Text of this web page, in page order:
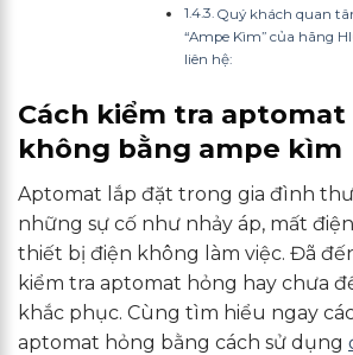
Quý khách quan
“Ampe Kìm” của hãng
liên hệ:
Cách kiểm tra
không bằng ampe kìm
Aptomat lắp đặt trong gia đình
những sự cố như nhảy áp, mất
thiết bị điện không làm việc. Đã
kiểm tra aptomat hỏng hay chưa
khắc phục. Cùng tìm hiểu ngay
aptomat hỏng bằng cách sử dụng